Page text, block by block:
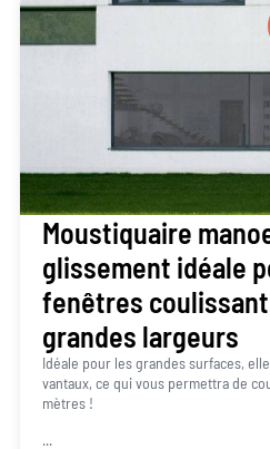
Moustiquaire
glissement idéale
fenêtres
grandes largeurs
Idéale pour les grandes surfaces,
vantaux, ce qui vous permettra de
mètres !
...